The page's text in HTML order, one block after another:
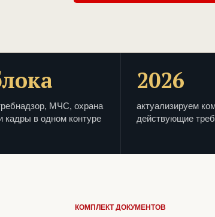
МЧС, охрана
кадры в одном контуре
2026
актуализируем
действующие
КОМПЛЕКТ ДОКУМЕНТОВ